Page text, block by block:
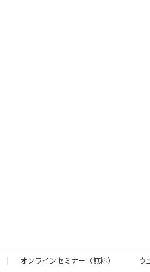
オンラインセミナー（無料） ウ